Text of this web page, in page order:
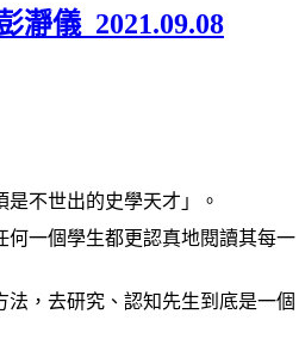
瀞儀_2021.09.08
不世出的史學天才」。
一個學生都更認真地閱讀其每一
，去研究、認知先生到底是一個